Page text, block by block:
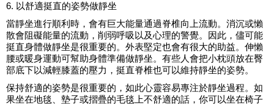
6. 以舒適挺直的姿勢做靜坐
當靜坐進行順利時，會有巨大能量通過脊椎向上流動。消沉或懶
散會阻礙能量的流動，削弱呼吸以及心理的警覺。因此，儘可能
挺直身體做靜坐是很重要的。外表堅定也會有很大的助益。伸懶
腰或暖身運動可幫助身體準備做靜坐。有些人會把小枕頭放在臀
部底下以減輕膝蓋的壓力，挺直脊椎也可以維持靜坐的姿勢。
保持舒適的姿勢是很重要的，如此心靈容易專注於靜坐過程。如
果坐在地毯、墊子或摺疊的毛毯上不舒適的話，你可以坐在椅子